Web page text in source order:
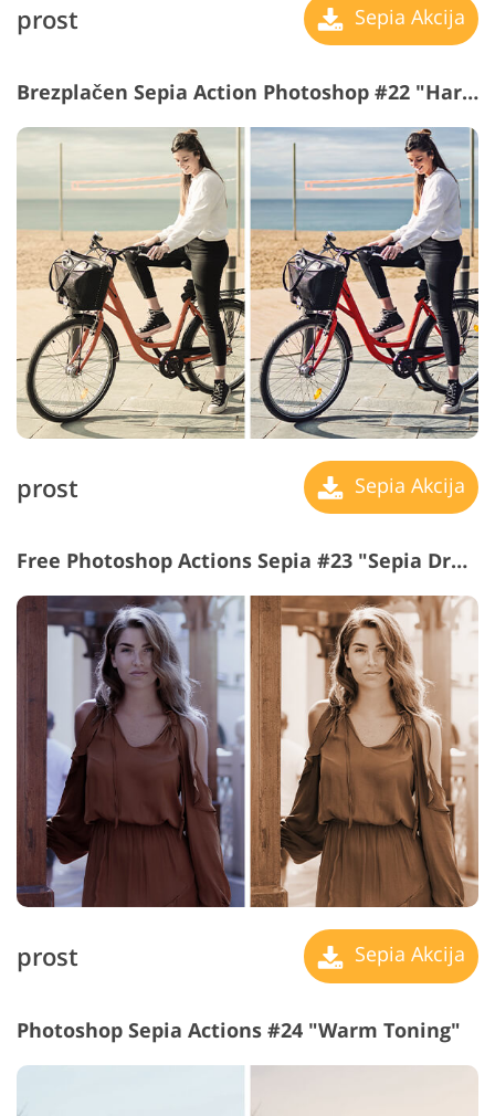
prost Sepia Akcija
Brezplačen Sepia Action Photoshop #22 "Hard Contrast"
prost Sepia Akcija
Free Photoshop Actions Sepia #23 "Sepia Dramatic"
prost Sepia Akcija
Photoshop Sepia Actions #24 "Warm Toning"